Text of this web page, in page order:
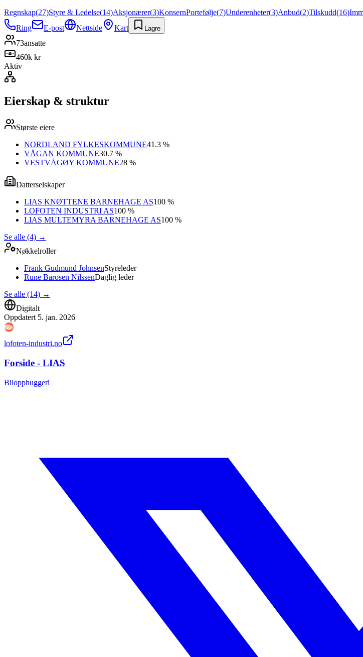
Regnskap(27)Styre & Ledelse(14)Aksjonærer(3)KonsernPortefølje(7)Underenheter(3)Anbud(2)Tilskudd(16)
Ring
E-post Nettside Kart Lagre
73ansatte
460k kr
Aktiv
Eierskap & struktur
Største eiere
NORDLAND FYLKESKOMMUNE41.3 %
VÅGAN KOMMUNE30.7 %
VESTVÅGØY KOMMUNE28 %
Datterselskaper
LIAS KNØTTENE BARNEHAGE AS100 %
LOFOTEN INDUSTRI AS100 %
LIAS MULTEMYRA BARNEHAGE AS100 %
Se alle (4) →
Nøkkelroller
Frank Gudmund JohnsenStyreleder
Rune Barosen NilssenDaglig leder
Se alle (14) →
Digitalt
Oppdatert 5. jan. 2026
lofoten-industri.no
Forside - LIAS
Bilopphuggeri